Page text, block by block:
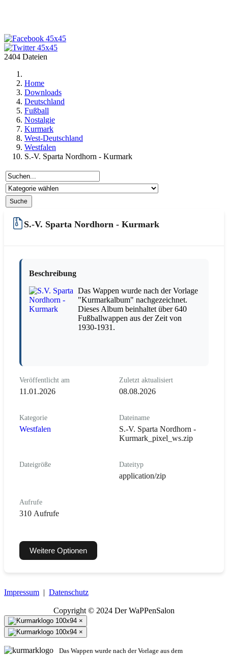
2404 Dateien
Home
Downloads
Deutschland
Fußball
Nostalgie
Kurmark
West-Deutschland
Westfalen
S.-V. Sparta Nordhorn - Kurmark
S.-V. Sparta Nordhorn - Kurmark
Beschreibung
Das Wappen wurde nach der Vorlage
"Kurmarkalbum" nachgezeichnet.
Dieses Album beinhaltet über 640
Fußballwappen aus der Zeit von
1930-1931.
Veröffentlicht am
11.01.2026
Zuletzt aktualisiert
08.08.2026
Kategorie
Westfalen
Dateiname
S.-V. Sparta Nordhorn -
Kurmark_pixel_ws.zip
Dateigröße Dateityp
application/zip
Aufrufe
310 Aufrufe
Weitere Optionen
Impressum | Datenschutz
Copyright © 2024 Der WaPPenSalon
×
×
Das Wappen wurde nach der Vorlage aus dem